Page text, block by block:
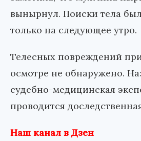
вынырнул. Поиски тела
только на следующее утро.
Телесных повреждений
осмотре не обнаружено.
судебно-медицинская
проводится
Наш канал в Дзен